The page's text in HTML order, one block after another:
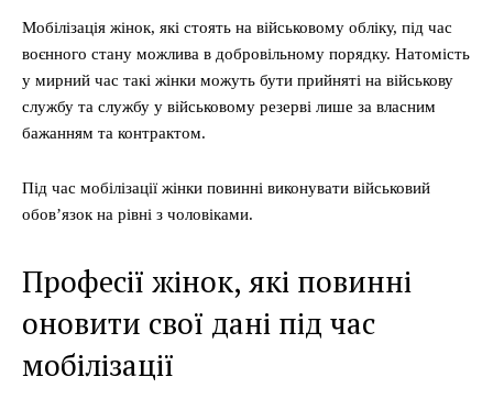
Мобілізація жінок, які стоять на військовому обліку, під час
воєнного стану можлива в добровільному порядку. Натомість
у мирний час такі жінки можуть бути прийняті на військову
службу та службу у військовому резерві лише за власним
бажанням та контрактом.
Під час мобілізації жінки повинні виконувати військовий
обовʼязок на рівні з чоловіками.
Професії жінок, які повинні
оновити свої дані під час
мобілізації